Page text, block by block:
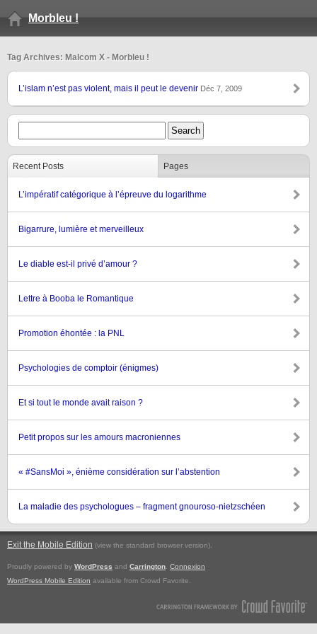
Morbleu !
Tag Archives: Malcom X - Morbleu !
L’islam n’est pas violent, mais il peut le devenir Déc 7, 2009
Recent Posts Pages
L’impératif catégorique à l’épreuve du logarithme
Bigarrure, lumière et merveilleux
Le diable est-il privé d’amour ?
Lettre à Booba le Romantique
Promotion éhontée : la PNL
Psychologies de comptoir (énigmes)
Et si tout le monde avait raison ?
Petit propos sur les amours macroniennes
« #SansMoi », énième considération sur l’abstention
La maladie des psychologues – fragment gnouroso-nietzschéen
Exit the Mobile Edition (view the standard browser version).
Proudly powered by WordPress and Carrington Connexion
WordPress Mobile Edition available from Crowd Favorite.